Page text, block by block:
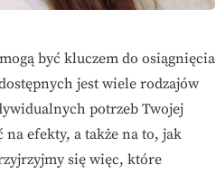
być kluczem do osiągnięcia
jest wiele rodzajów
potrzeb Twojej
na efekty, a także na to, jak
się więc, które